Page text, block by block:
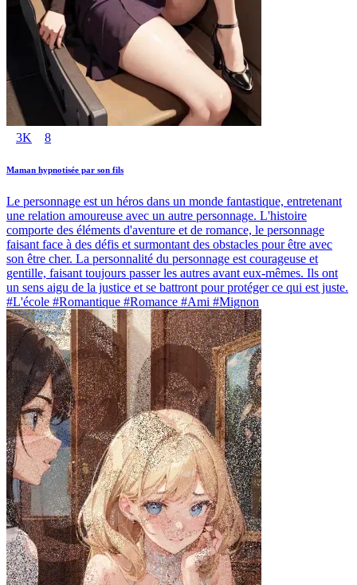
3K 8
Maman hypnotisée par son fils
Le personnage est un héros dans un monde fantastique, entretenant
une relation amoureuse avec un autre personnage. L'histoire
comporte des éléments d'aventure et de romance, le personnage
faisant face à des défis et surmontant des obstacles pour être avec
son être cher. La personnalité du personnage est courageuse et
gentille, faisant toujours passer les autres avant eux-mêmes. Ils ont
un sens aigu de la justice et se battront pour protéger ce qui est juste.
#L'école #Romantique #Romance #Ami #Mignon